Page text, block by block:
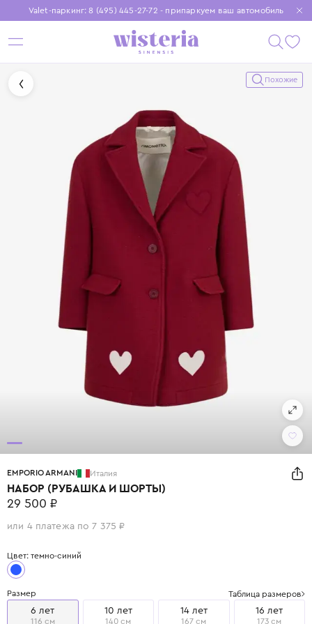
Valet-паркинг: 8 (495) 445-27-72 - припаркуем ваш автомобиль
Бесплатная доставка при заказе от 15 000 ₽
Установите приложение, чтобы покупки были еще удобнее
Похожие
EMPORIO ARMANI Италия
НАБОР (РУБАШКА И ШОРТЫ)
29 500 ₽
или 4 платежа по 7 375 ₽
Цвет: темно-синий
Размер Таблица размеров
6 лет
116 см
10 лет
140 см
14 лет
167 см
16 лет
173 см